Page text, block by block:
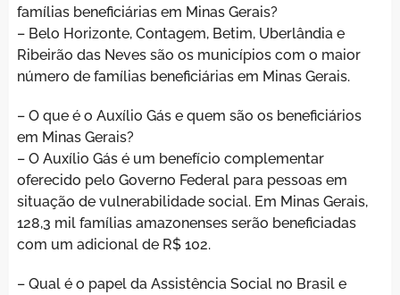
famílias beneficiárias em Minas Gerais?
– Belo Horizonte, Contagem, Betim, Uberlândia e
Ribeirão das Neves são os municípios com o maior
número de famílias beneficiárias em Minas Gerais.
– O que é o Auxílio Gás e quem são os beneficiários
em Minas Gerais?
– O Auxílio Gás é um benefício complementar
oferecido pelo Governo Federal para pessoas em
situação de vulnerabilidade social. Em Minas Gerais,
128,3 mil famílias amazonenses serão beneficiadas
com um adicional de R$ 102.
– Qual é o papel da Assistência Social no Brasil e